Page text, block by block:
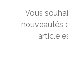
← Revenir aux
Vous
nouveautés
article